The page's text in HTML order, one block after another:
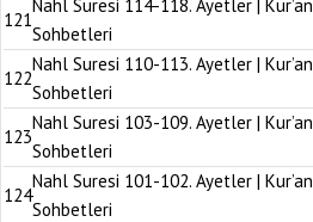
121
Nahl Suresi 114-118. Ayetler | Kur’an
Sohbetleri
122
Nahl Suresi 110-113. Ayetler | Kur’an
Sohbetleri
123
Nahl Suresi 103-109. Ayetler | Kur’an
Sohbetleri
124
Nahl Suresi 101-102. Ayetler | Kur’an
Sohbetleri